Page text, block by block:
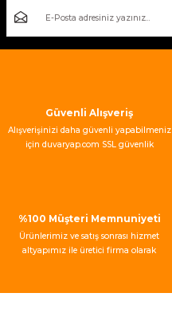
Güvenli Alışveriş
Alışverişinizi daha güvenli yapabilmeniz
için duvaryap.com SSL güvenlik
%100 Müşteri Memnuniyeti
Ürünlerimiz ve satış sonrası hizmet
altyapımız ile üretici firma olarak